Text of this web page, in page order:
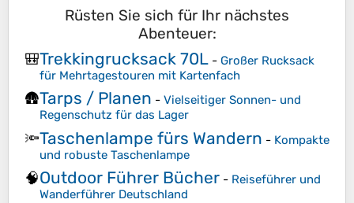
Rüsten Sie sich für Ihr nächstes
Abenteuer:
🎒Trekkingrucksack 70L - Großer Rucksack
für Mehrtagestouren mit Kartenfach
🛖Tarps / Planen - Vielseitiger Sonnen- und
Regenschutz für das Lager
🔦Taschenlampe fürs Wandern - Kompakte
und robuste Taschenlampe
🧠Outdoor Führer Bücher - Reiseführer und
Wanderführer Deutschland